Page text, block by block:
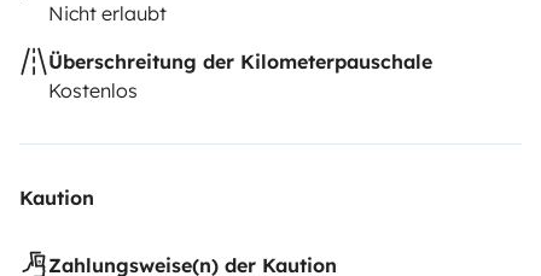
Nicht erlaubt
Überschreitung der Kilometerpauschale
Kostenlos
Kaution
Zahlungsweise(n) der Kaution